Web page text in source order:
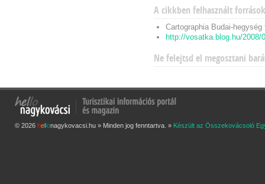
A cikkben felhasznált források
Cartographia Budai-
http://vosatka.blog.hu/
Ne felejtsd el megosztani
© 2026 hellonagykovacsi.hu » Minden jog fenntartva. » Készült az Összekovácsoló